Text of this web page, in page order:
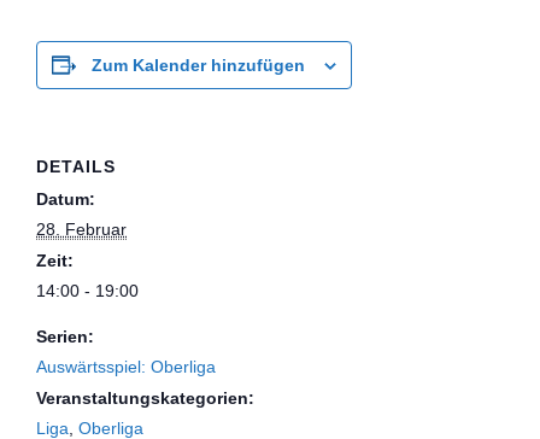
Zum Kalender hinzufügen
DETAILS
Datum:
28. Februar
Zeit:
14:00 - 19:00
Serien:
Auswärtsspiel: Oberliga
Veranstaltungskategorien:
Liga Oberliga